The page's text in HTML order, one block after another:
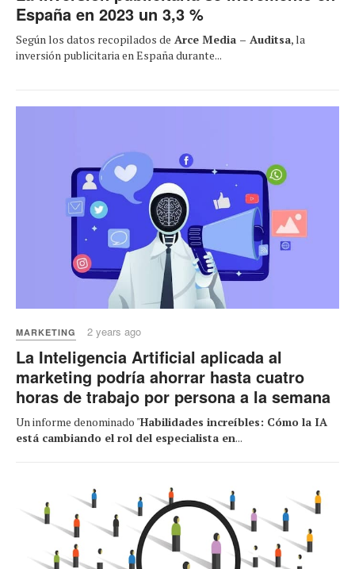
España en 2023 un 3,3 %
Según los datos recopilados de Arce Media – Auditsa, la
inversión publicitaria en España durante...
MARKETING 2 years ago
La Inteligencia Artificial aplicada al
marketing podría ahorrar hasta cuatro
horas de trabajo por persona a la semana
Un informe denominado "Habilidades increíbles: Cómo la IA
está cambiando el rol del especialista en...